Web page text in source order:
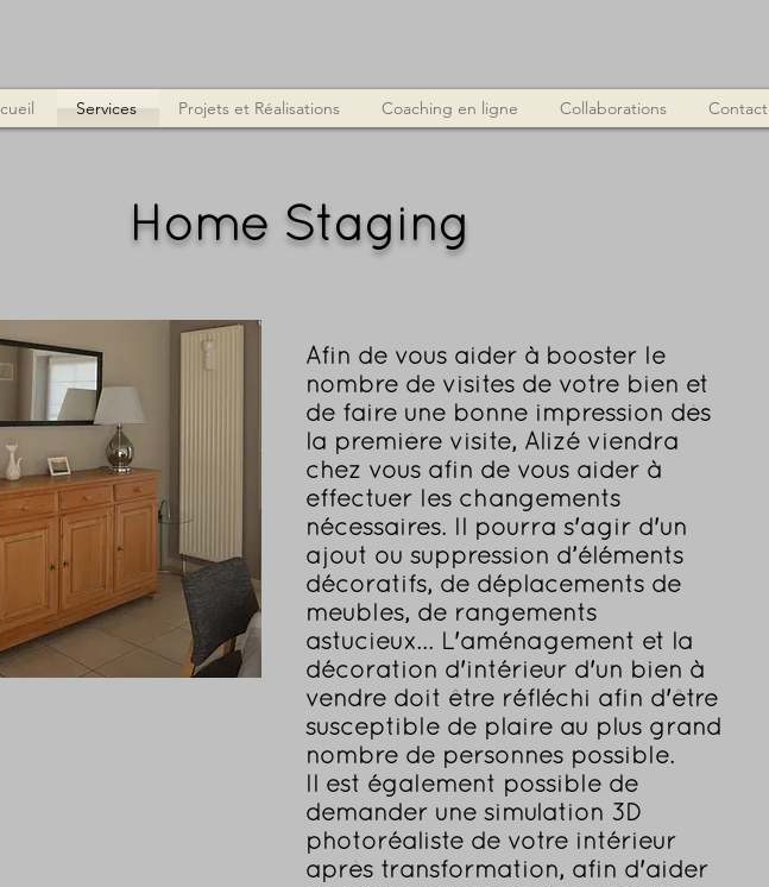
Services Projets et Réalisations Coaching en ligne Collaborations Contact
Home Staging
Afin de vous aider à booster le
nombre de visites de votre bien et
de faire une bonne impression dès
la première visite, Alizé viendra
chez vous afin de vous aider à
effectuer les changements
nécessaires. Il pourra s'agir d'un
ajout ou suppression d’éléments
décoratifs, de déplacements de
meubles, de rangements
astucieux... L'aménagement et la
décoration d'intérieur d'un bien à
vendre doit être réfléchi afin d'être
susceptible de plaire au plus grand
nombre de personnes possible.
Il est également possible de
demander une simulation 3D
photoréaliste de votre intérieur
après transformation, afin d'aider